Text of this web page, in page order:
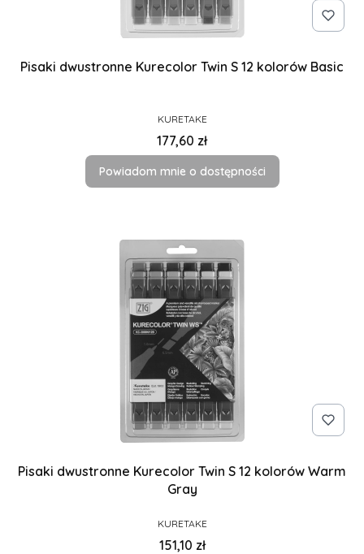
Pisaki dwustronne Kurecolor Twin S 12 kolorów Basic
PRODUCENT
KURETAKE
Cena
177,60 zł
Powiadom mnie o dostępności
Pisaki dwustronne Kurecolor Twin S 12 kolorów Warm
Gray
PRODUCENT
KURETAKE
Cena
151,10 zł